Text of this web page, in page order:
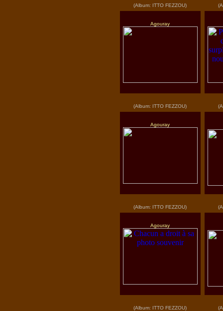
(Album: ITTO FEZZOU)
Agouray
(Album: ITTO FEZZOU)
Agouray
(Album: ITTO FEZZOU)
Agouray
(Album: ITTO FEZZOU)